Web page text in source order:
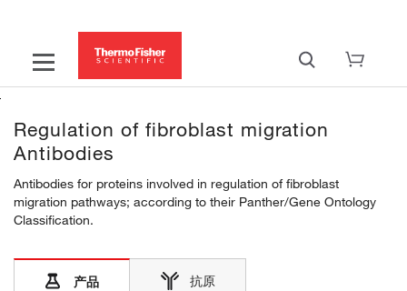
Regulation of fibroblast migration
Antibodies
Antibodies for proteins involved in regulation of fibroblast
migration pathways; according to their Panther/Gene Ontology
Classification.
产品 抗原